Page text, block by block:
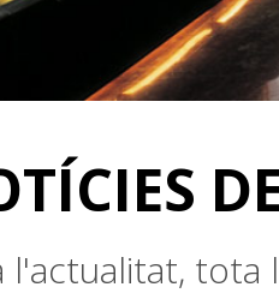
l'actualitat, tota